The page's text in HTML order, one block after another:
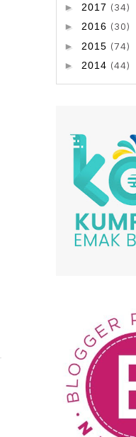
► 2017 (34)
► 2016 (30)
► 2015 (74)
► 2014 (44)